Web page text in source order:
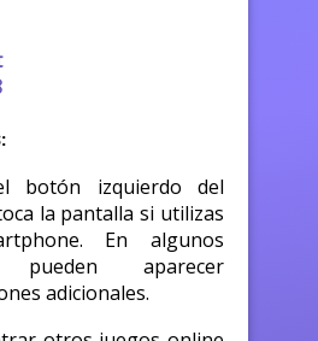
botón izquierdo del
la pantalla si utilizas
En algunos
pueden aparecer
adicionales.